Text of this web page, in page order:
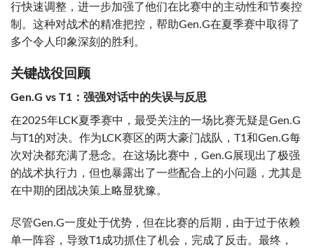
行快速调整，进一步加强了他们在比赛中的主动性和节奏控
制。这种对战术的精准把控，帮助Gen.G在夏季赛中取得了
多个令人印象深刻的胜利。
关键战役回顾
Gen.G vs T1：强强对话中的失误与反思
在2025年LCK夏季赛中，最受关注的一场比赛无疑是Gen.G
与T1的对决。作为LCK赛区的两大豪门战队，T1和Gen.G每
次对决都充满了悬念。在这场比赛中，Gen.G展现出了极强
的战术执行力，但也暴露出了一些配合上的小问题，尤其是
在中期的团战决策上略显犹豫。
尽管Gen.G一度处于优势，但在比赛的后期，由于过于依赖
单一阵容，导致T1成功抓住了机会，完成了反击。最终，